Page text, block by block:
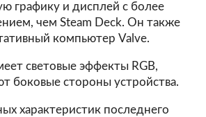
графику и дисплей с более
чем Steam Deck. Он также
компьютер Valve.
световые эффекты RGB,
боковые стороны устройства.
характеристик последнего